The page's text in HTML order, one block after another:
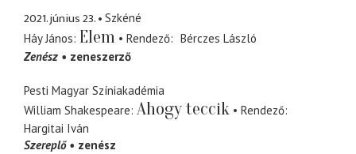
2021. június 23.
Szkéné
Háy János Elem Rendező
Bérczes László
Zenész
zeneszerző
Pesti Magyar Színiakadémia
William Shakespeare Ahogy teccik
Rendező
Hargitai Iván
Szereplő
zenész